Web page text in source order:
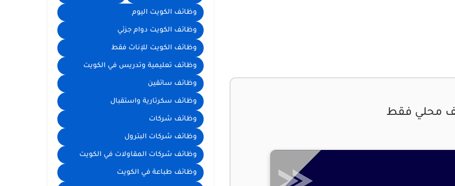
محلي فقط
وظائف الكويت اليوم
وظائف الكويت دوام جزئي
وظائف الكويت للإناث فقط
وظائف تعليمية وتدريس في الكويت
وظائف سائقين
وظائف سكرتارية واستقبال
وظائف شركات
وظائف شركات البترول
وظائف شركات المقاولات في الكويت
وظائف طباعة في الكويت